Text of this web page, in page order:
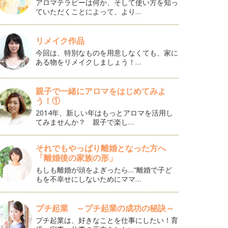
アロマテラピーは何か、そして使い方を知っ
ていただくことによって、より…
リメイク作品
今回は、特別なものを用意しなくても、家に
ある物をリメイクしましょう！…
親子で一緒にアロマをはじめてみよ
う！①
2014年、新しい年はもっとアロマを活用し
てみませんか？ 親子で楽し…
それでもやっぱり離婚となった方へ
「離婚後の家族の形」
もしも離婚が頭をよぎったら…“離婚で子ど
もを不幸せにしないためにママ…
プチ起業 ～プチ起業の成功の秘訣～
プチ起業は、好きなことを仕事にしたい！育